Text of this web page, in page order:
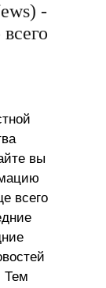
-
вы
всего
Тем